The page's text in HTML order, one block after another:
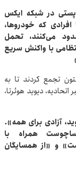
در شبکه ایکس
که خودروها،
می‌کنند، تحمل
با واکنش سریع
تجمع کردند تا به
دیوید هوئرتا،
آزادی برای همه».
همراه با
و «از همسایگان